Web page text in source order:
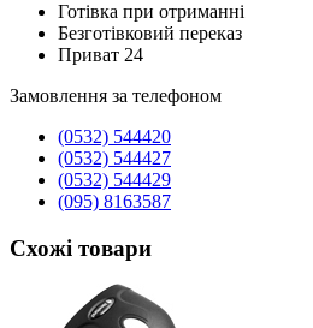
Готівка при отриманні
Безготівковий переказ
Приват 24
Замовлення за телефоном
(0532) 544420
(0532) 544427
(0532) 544429
(095) 8163587
Схожі товари